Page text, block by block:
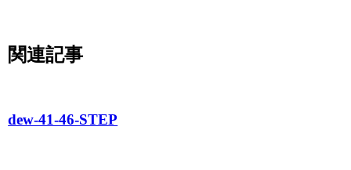
関連記事
dew-41-46-STEP